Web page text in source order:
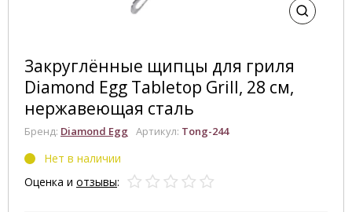
Закруглённые щипцы для гриля
Diamond Egg Tabletop Grill, 28 см,
нержавеющая сталь
Бренд: Diamond Egg Артикул: Tong-244
Нет в наличии
Оценка и отзывы: